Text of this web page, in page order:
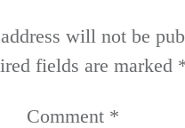
will not be
fields are marked
Comment *